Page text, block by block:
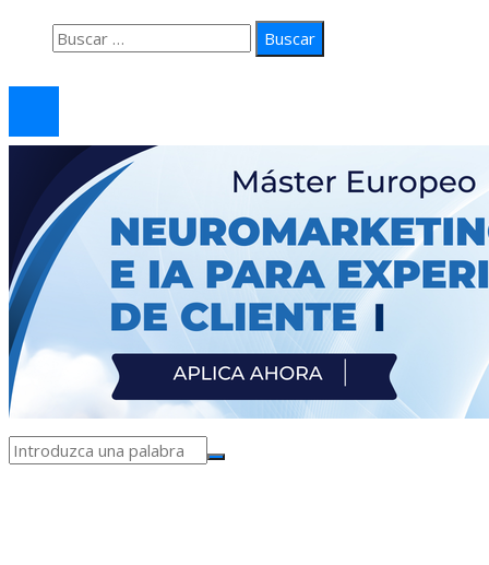
Buscar: